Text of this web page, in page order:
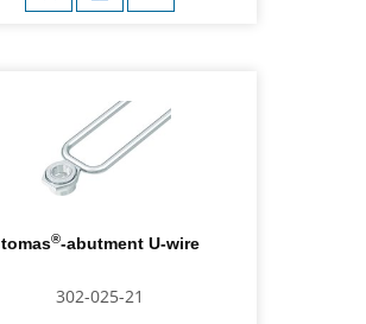
tomas®-abutment U-wire
302-025-21